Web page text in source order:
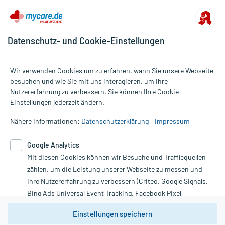
Alle Preise gelten inkl. MwSt., ggf. zzgl. Versandkosten
Informationen auf dieser Website werden ausschließlich für
die Untersuchung und Behandlung durch einen Arzt. Bitte
Therapien eingeleitet werden können. | Diese Webseite benutzt
Google Analytics. Lesen Sie bitte dazu die wichtigen Hinweise in
unserer Datenschutzerklärung. Für den Widerruf einer Bestellung
nutzen Sie das Formular:
Vertrag widerrufen
Datenschutz- und Cookie-Einstellungen
Wir verwenden Cookies um zu erfahren, wann Sie unsere Webseite
besuchen und wie Sie mit uns interagieren, um Ihre
Nutzererfahrung zu verbessern. Sie können Ihre Cookie-
Einstellungen jederzeit ändern.
Nähere Informationen: Datenschutzerklärung Impressum
Google Analytics
Mit diesen Cookies können wir Besuche und Trafficquellen
zählen, um die Leistung unserer Webseite zu messen und
Ihre Nutzererfahrung zu verbessern (Criteo, Google Signals,
Bing Ads Universal Event Tracking, Facebook Pixel,
Youtube-Social Plugin).
Einstellungen speichern